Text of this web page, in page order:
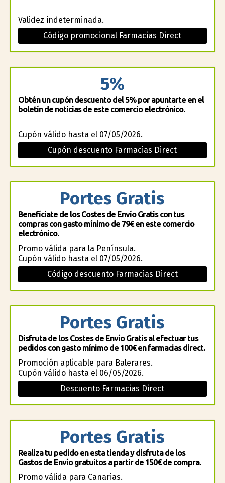
Validez indeterminada.
Código promocional Farmacias Direct
5%
Obtén un cupón descuento del 5% por apuntarte en el
boletín de noticias de este comercio electrónico.
Cupón válido hasta el 07/05/2026.
Cupón descuento Farmacias Direct
Portes Gratis
Benefíciate de los Costes de Envío Gratis con tus
compras con gasto mínimo de 79€ en este comercio
electrónico.
Promo válida para la Península.
Cupón válido hasta el 07/05/2026.
Código descuento Farmacias Direct
Portes Gratis
Disfruta de los Costes de Envío Gratis al efectuar tus
pedidos con gasto mínimo de 100€ en farmacias direct.
Promoción aplicable para Balerares.
Cupón válido hasta el 06/05/2026.
Descuento Farmacias Direct
Portes Gratis
Realiza tu pedido en esta tienda y disfruta de los
Gastos de Envío gratuitos a partir de 150€ de compra.
Promo válida para Canarias.